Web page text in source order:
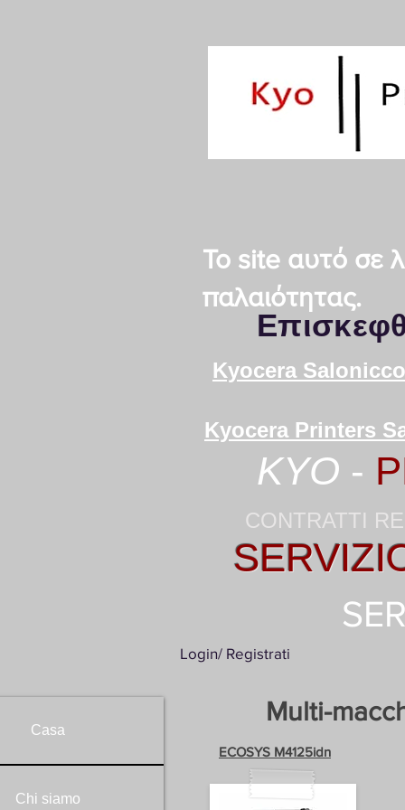
Το site αυτό σε
παλαιότητας.
Kyocera
Kyocera Printers
KYO -
CONTRATTI
Login/ Registrati
Multi-
ECOSYS M4125idn
Casa
Chi siamo